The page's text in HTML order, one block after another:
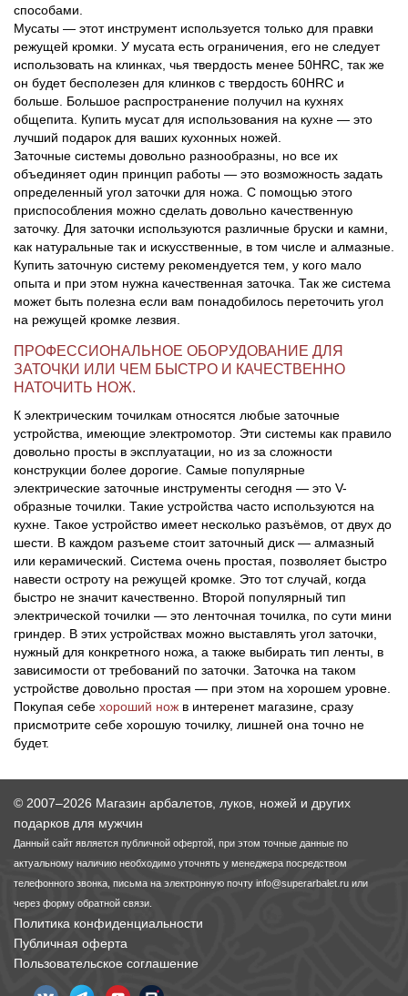
способами.
Мусаты — этот инструмент используется только для правки
режущей кромки. У мусата есть ограничения, его не следует
использовать на клинках, чья твердость менее 50HRC, так же
он будет бесполезен для клинков с твердость 60HRC и
больше. Большое распространение получил на кухнях
общепита. Купить мусат для использования на кухне — это
лучший подарок для ваших кухонных ножей.
Заточные системы довольно разнообразны, но все их
объединяет один принцип работы — это возможность задать
определенный угол заточки для ножа. С помощью этого
приспособления можно сделать довольно качественную
заточку. Для заточки используются различные бруски и камни,
как натуральные так и искусственные, в том числе и алмазные.
Купить заточную систему рекомендуется тем, у кого мало
опыта и при этом нужна качественная заточка. Так же система
может быть полезна если вам понадобилось переточить угол
на режущей кромке лезвия.
ПРОФЕССИОНАЛЬНОЕ ОБОРУДОВАНИЕ ДЛЯ
ЗАТОЧКИ ИЛИ ЧЕМ БЫСТРО И КАЧЕСТВЕННО
НАТОЧИТЬ НОЖ.
К электрическим точилкам относятся любые заточные
устройства, имеющие электромотор. Эти системы как правило
довольно просты в эксплуатации, но из за сложности
конструкции более дорогие. Самые популярные
электрические заточные инструменты сегодня — это V-
образные точилки. Такие устройства часто используются на
кухне. Такое устройство имеет несколько разъёмов, от двух до
шести. В каждом разъеме стоит заточный диск — алмазный
или керамический. Система очень простая, позволяет быстро
навести остроту на режущей кромке. Это тот случай, когда
быстро не значит качественно. Второй популярный тип
электрической точилки — это ленточная точилка, по сути мини
гриндер. В этих устройствах можно выставлять угол заточки,
нужный для конкретного ножа, а также выбирать тип ленты, в
зависимости от требований по заточки. Заточка на таком
устройстве довольно простая — при этом на хорошем уровне.
Покупая себе хороший нож в интеренет магазине, сразу
присмотрите себе хорошую точилку, лишней она точно не
будет.
© 2007–2026 Магазин арбалетов, луков, ножей и других
подарков для мужчин
Данный сайт является публичной офертой, при этом точные данные по
актуальному наличию необходимо уточнять у менеджера посредством
телефонного звонка, письма на электронную почту info@superarbalet.ru или
через форму обратной связи.
Политика конфиденциальности
Публичная оферта
Пользовательское соглашение